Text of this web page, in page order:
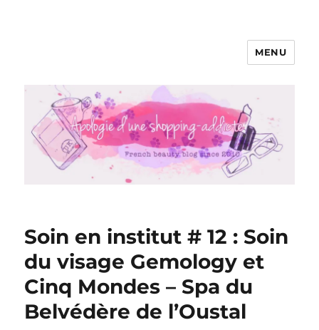
Apologie d'une Shopping-addicte
MENU
Soin en institut # 12 : Soin
du visage Gemology et
Cinq Mondes – Spa du
Belvédère de l’Oustal